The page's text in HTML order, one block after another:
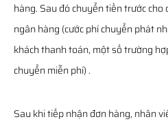
hàng. Sau đó chuyển tiền trước
ngân hàng (cước phí chuyển phát
khách thanh toán, một số trường
chuyển miễn phí) .
Sau khi tiếp nhận đơn hàng, nhân